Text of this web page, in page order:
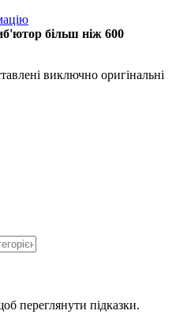
більш ніж 600
виключно оригінальні
переглянути підказки.